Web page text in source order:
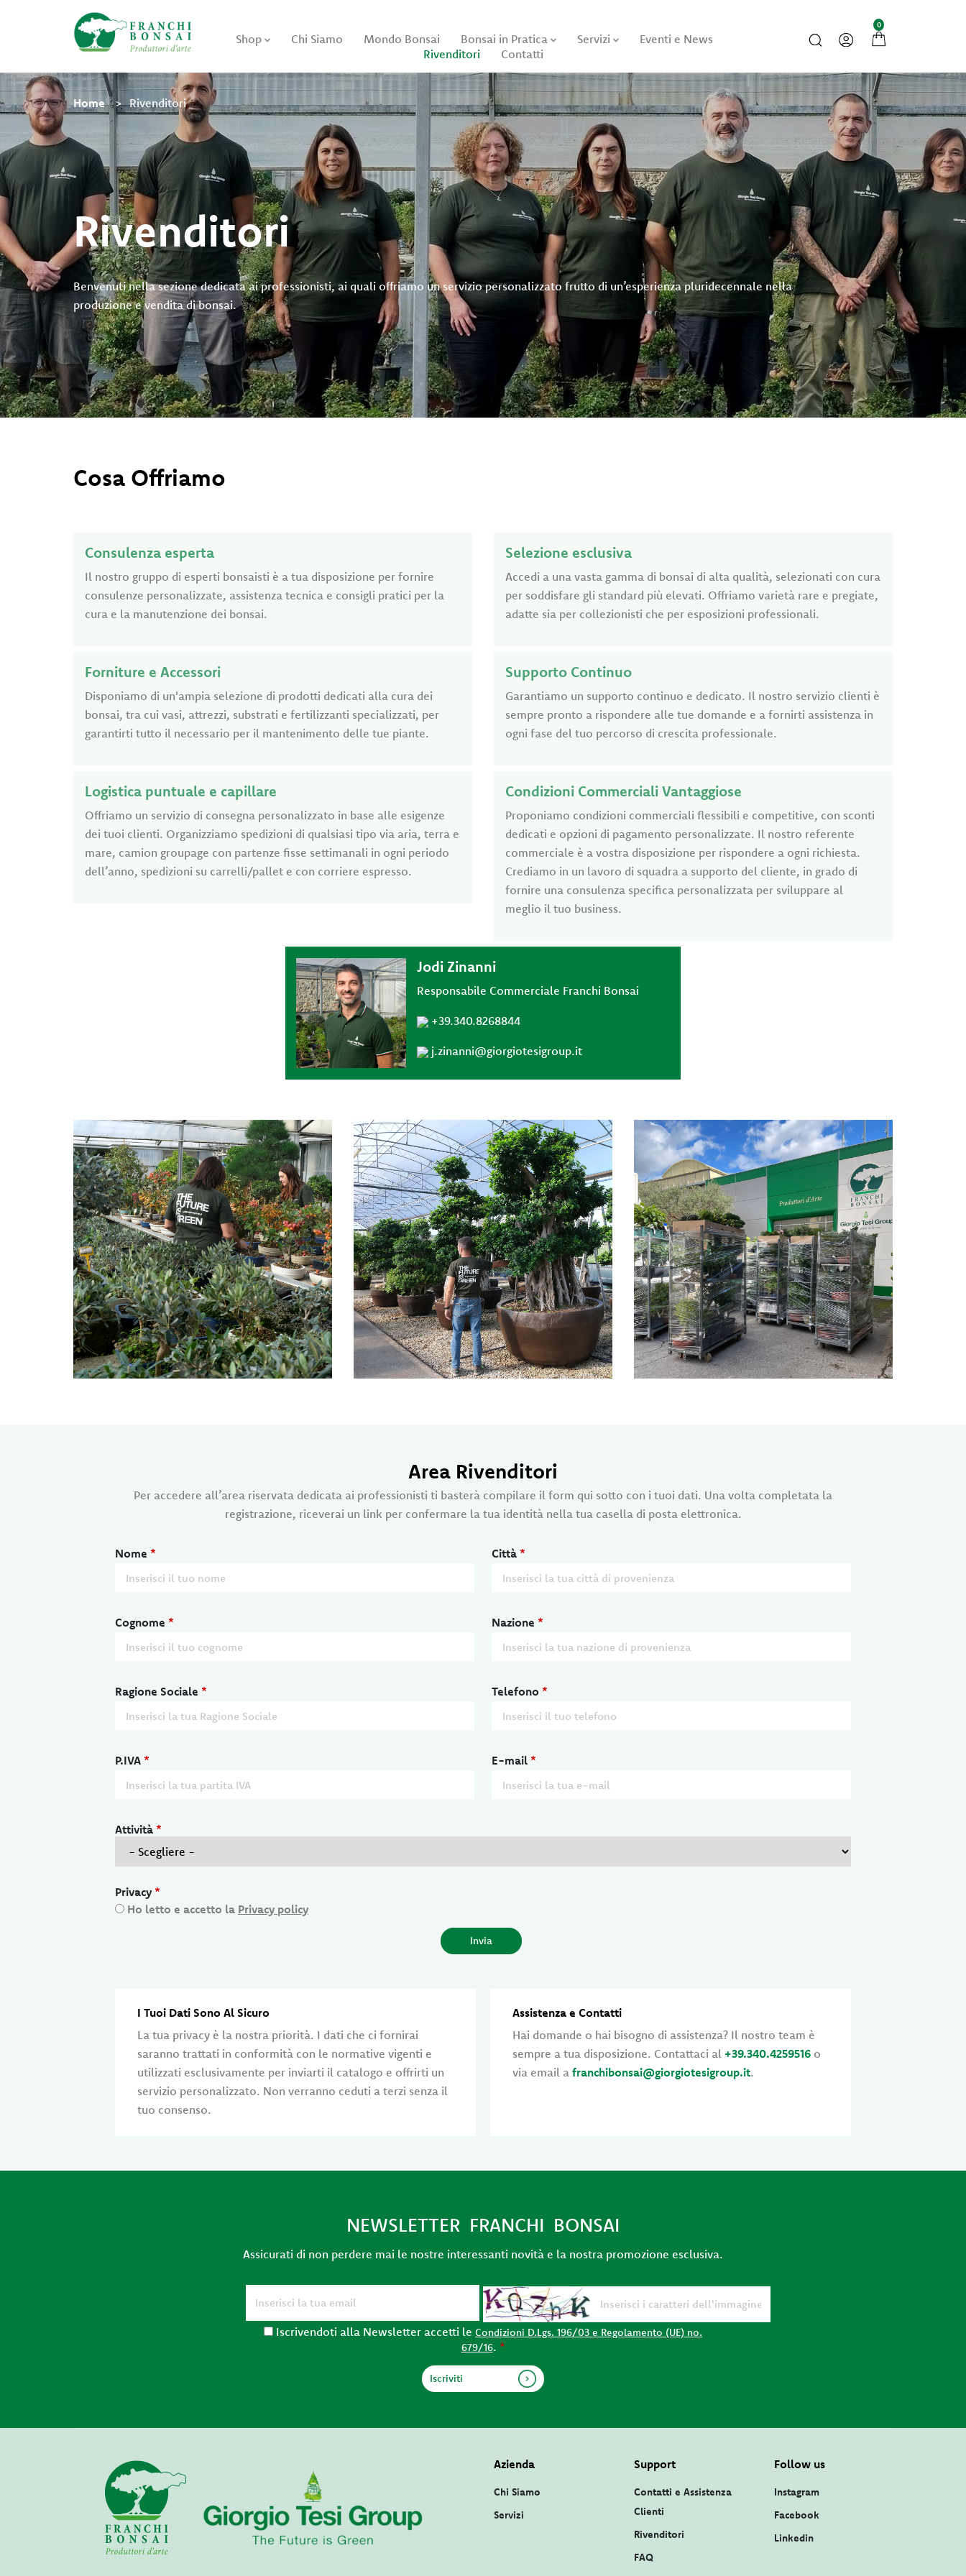
Shop Chi Siamo Mondo Bonsai Bonsai in Pratica Servizi
Eventi e News
Rivenditori
Contatti
0
Home Rivenditori
Rivenditori
Benvenuti nella sezione dedicata ai professionisti, ai quali offriamo un servizio personalizzato frutto di un’esperienza pluridecennale nella
produzione e vendita di bonsai.
Cosa Offriamo
Consulenza esperta
Il nostro gruppo di esperti bonsaisti è a tua disposizione per fornire
consulenze personalizzate, assistenza tecnica e consigli pratici per la
cura e la manutenzione dei bonsai.
Selezione esclusiva
Accedi a una vasta gamma di bonsai di alta qualità, selezionati con cura
per soddisfare gli standard più elevati. Offriamo varietà rare e pregiate,
adatte sia per collezionisti che per esposizioni professionali.
Forniture e Accessori
Disponiamo di un'ampia selezione di prodotti dedicati alla cura dei
bonsai, tra cui vasi, attrezzi, substrati e fertilizzanti specializzati, per
garantirti tutto il necessario per il mantenimento delle tue piante.
Supporto Continuo
Garantiamo un supporto continuo e dedicato. Il nostro servizio clienti è
sempre pronto a rispondere alle tue domande e a fornirti assistenza in
ogni fase del tuo percorso di crescita professionale.
Logistica puntuale e capillare
Offriamo un servizio di consegna personalizzato in base alle esigenze
dei tuoi clienti. Organizziamo spedizioni di qualsiasi tipo via aria, terra e
mare, camion groupage con partenze fisse settimanali in ogni periodo
dell’anno, spedizioni su carrelli/pallet e con corriere espresso.
Condizioni Commerciali Vantaggiose
Proponiamo condizioni commerciali flessibili e competitive, con sconti
dedicati e opzioni di pagamento personalizzate. Il nostro referente
commerciale è a vostra disposizione per rispondere a ogni richiesta.
Crediamo in un lavoro di squadra a supporto del cliente, in grado di
fornire una consulenza specifica personalizzata per sviluppare al
meglio il tuo business.
Jodi Zinanni
Responsabile Commerciale Franchi Bonsai
+39.340.8268844
j.zinanni@giorgiotesigroup.it
Area Rivenditori
Per accedere all’area riservata dedicata ai professionisti ti basterà compilare il form qui sotto con i tuoi dati. Una volta completata la
registrazione, riceverai un link per confermare la tua identità nella tua casella di posta elettronica.
Nome *
Cognome *
Ragione Sociale *
P.IVA *
Città *
Nazione *
Telefono *
E-mail *
Attività *
Privacy *
Ho letto e accetto la Privacy policy
I Tuoi Dati Sono Al Sicuro
La tua privacy è la nostra priorità. I dati che ci fornirai
saranno trattati in conformità con le normative vigenti e
utilizzati esclusivamente per inviarti il catalogo e offrirti un
servizio personalizzato. Non verranno ceduti a terzi senza il
tuo consenso.
Assistenza e Contatti
Hai domande o hai bisogno di assistenza? Il nostro team è
sempre a tua disposizione. Contattaci al +39.340.4259516 o
via email a franchibonsai@giorgiotesigroup.it.
NEWSLETTER FRANCHI BONSAI
Assicurati di non perdere mai le nostre interessanti novità e la nostra promozione esclusiva.
Iscrivendoti alla Newsletter accetti le Condizioni D.Lgs. 196/03 e Regolamento (UE) no.
679/16. *
Azienda
Chi Siamo
Servizi
Support
Contatti e Assistenza
Clienti
Rivenditori
FAQ
Follow us
Instagram
Facebook
Linkedin